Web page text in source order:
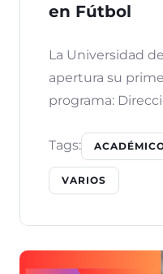
en Fútbol
La Universidad
apertura su
programa:
Tags:
VARIOS